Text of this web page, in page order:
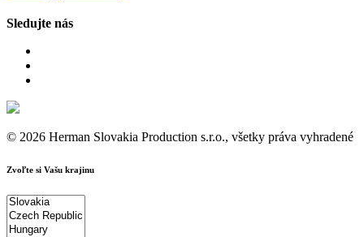
Sledujte nás
© 2026 Herman Slovakia Production s.r.o., všetky práva vyhradené
Zvoľte si Vašu krajinu